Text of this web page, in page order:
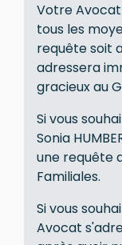
Votre
tous les
requête soit
adressera
gracieux au
Si vous
Sonia
une requête
Familiales.
Si vous
Avocat